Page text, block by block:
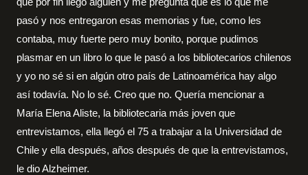
pasó y nos entregaron esas memorias y fue, como les
contaba, muy fuerte pero muy bonito, porque pudimos
plasmar en un libro lo que le pasó a los bibliotecarios chilenos
y yo no sé si en algún otro país de Latinoamérica hay algo
así todavía. No lo sé. Creo que no. Quería mencionar a
María Elena Aliste, la bibliotecaria más joven que
entrevistamos, ella llegó el 75 a trabajar a la Universidad de
Chile y ella después, años después de que la entrevistamos,
le dio Alzheimer.